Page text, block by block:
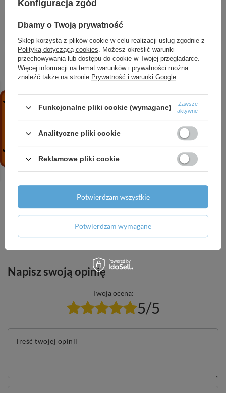
natryskowym
221,92 zł / szt.
ALANIS zestaw natryskowy na drążku
170,82 zł / szt.
PARVA klamka na rozecie
57,96 zł / szt.
67,11 zł
szt.
Potrzebujesz pomocy? Masz pytania?
Zadaj pytanie a my odpowiemy niezwłocznie,
Napisz swoją opinię
Twoja ocena:
5/5
Treść twojej opinii
Konfiguracja zgód
Dbamy o Twoją prywatność
Sklep korzysta z plików cookie w celu realizacji usług zgodnie z
Polityką dotyczącą cookies. Możesz określić warunki
przechowywania lub dostępu do cookie w Twojej przeglądarce.
Więcej informacji na temat warunków i prywatności można
znaleźć także na stronie Prywatność i warunki Google.
Funkcjonalne pliki cookie (wymagane)
Zawsze
aktywne
Analityczne pliki cookie
Reklamowe pliki cookie
Potwierdzam wymagane
Potwierdzam wszystkie